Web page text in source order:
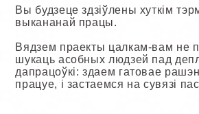
Вы будзеце здзіўлены хуткім
выкананай працы.
Вядзем праекты цалкам-вам не
шукаць асобных людзей пад
дапрацоўкі: здаем гатовае
працуе, і застаемся на сувязі